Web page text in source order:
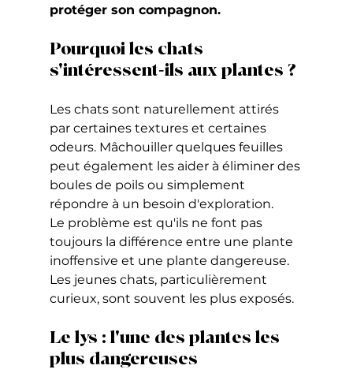
protéger son compagnon.
Pourquoi les chats
s'intéressent-ils aux plantes ?
Les chats sont naturellement attirés
par certaines textures et certaines
odeurs. Mâchouiller quelques feuilles
peut également les aider à éliminer des
boules de poils ou simplement
répondre à un besoin d'exploration.
Le problème est qu'ils ne font pas
toujours la différence entre une plante
inoffensive et une plante dangereuse.
Les jeunes chats, particulièrement
curieux, sont souvent les plus exposés.
Le lys : l'une des plantes les
plus dangereuses